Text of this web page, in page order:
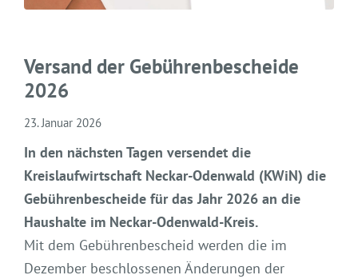
Versand der Gebührenbescheide
2026
23. Januar 2026
In den nächsten Tagen versendet die
Kreislaufwirtschaft Neckar-Odenwald (KWiN) die
Gebührenbescheide für das Jahr 2026 an die
Haushalte im Neckar-Odenwald-Kreis.
Mit dem Gebührenbescheid werden die im
Dezember beschlossenen Änderungen der